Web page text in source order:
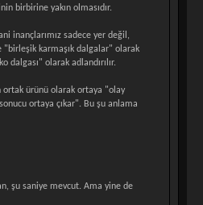
birbirine yakın olmasıdır.
inançlarımız sadece yer değil,
"birleşik karmaşık dalgalar" olarak
olarak adlandırılır.
ortak ürünü olarak ortaya "olay
ortaya çıkar". Bu şu anlama
şu saniye mevcut. Ama yine de